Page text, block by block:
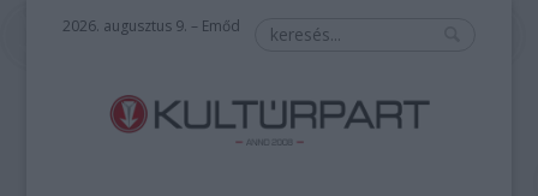
2026. augusztus 9. – Emőd